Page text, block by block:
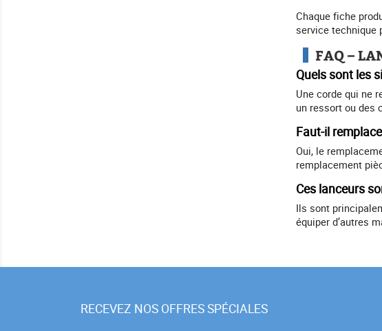
Chaque fiche
service technique
FAQ –
Quels sont les
Une corde qui ne
un ressort ou des
Faut-il
Oui, le
remplacement
Ces lanceurs
Ils sont
équiper d’autres
RECEVEZ NOS OFFRES SPÉCIALES